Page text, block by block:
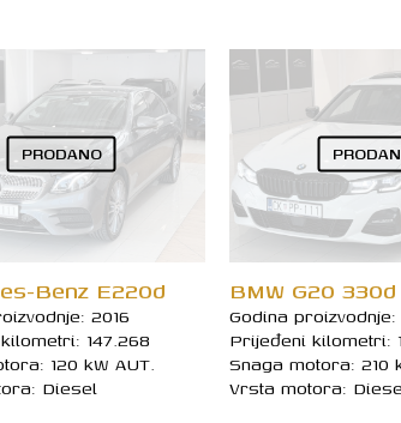
PRODANO
Benz E220d
2016
147.268
120 kW AUT.
Diesel
BMW G20
Godina
Prijeđeni kilometri:
Snaga motora: 210
Vrsta motora: